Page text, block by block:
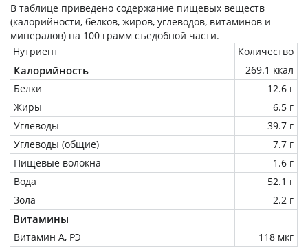
В таблице приведено содержание пищевых веществ
(калорийности, белков, жиров, углеводов, витаминов и
минералов) на 100 грамм съедобной части.
Нутриент
Количество
Калорийность
269.1 ккал
Белки
12.6 г
Жиры
6.5 г
Углеводы
39.7 г
Углеводы (общие)
7.7 г
Пищевые волокна
1.6 г
Вода
52.1 г
Зола
2.2 г
Витамины
Витамин А, РЭ 118 мкг